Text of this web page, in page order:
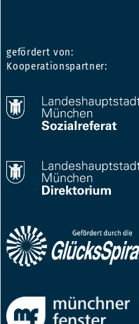
gefördert von:
Kooperationspartner: